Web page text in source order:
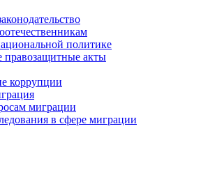
политике
акты
коррупции
миграции
в сфере миграции